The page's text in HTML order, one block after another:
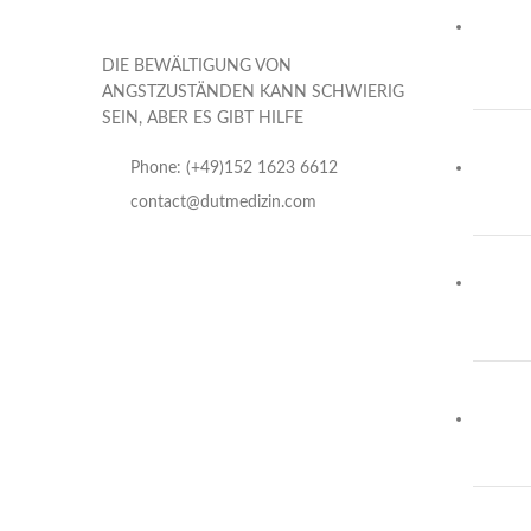
DIE BEWÄLTIGUNG VON
ANGSTZUSTÄNDEN KANN SCHWIERIG
SEIN, ABER ES GIBT HILFE
Phone: (+49)152 1623 6612
contact@dutmedizin.com